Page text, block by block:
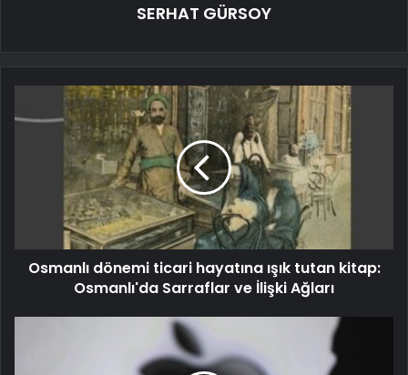
SERHAT GÜRSOY
Osmanlı dönemi ticari hayatına ışık tutan kitap:
Osmanlı'da Sarraflar ve İlişki Ağları